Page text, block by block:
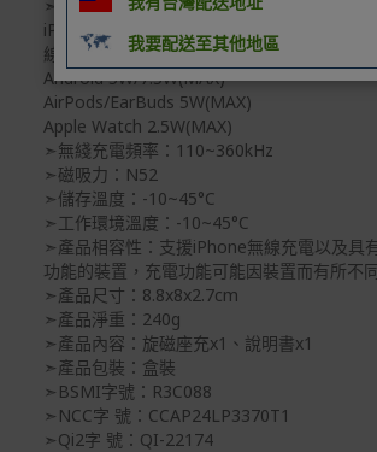
➣產品輸出：
iPhone 5W/7.5W/10W/15W(MAX) ※需支援
線快充
Android 5W/7.5W(MAX)
AirPods/EarBuds 5W(MAX)
Apple Watch 2.5W(MAX)
➣無綫充電頻率：110~360kHz
➣磁吸力：N52
➣儲存溫度：-10~45°C
➣工作環境溫度：-10~45°C
➣產品相容性：支援iPhone無線充電以及具
功能的裝置，充電功能可能因裝置而有所不
➣產品尺寸：8.8x8x2.7cm
➣產品淨重：240g
➣產品內容：旋磁座充x1、說明書x1
➣產品包裝：盒裝
➣BSMI字號：R3C088
➣NCC字 號：CCAP24LP3370T1
➣Qi2字 號：QI-22174
我要配送至其他地區